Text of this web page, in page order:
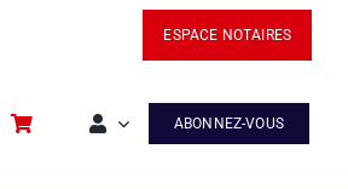
ESPACE NOTAIRES
ABONNEZ-VOUS